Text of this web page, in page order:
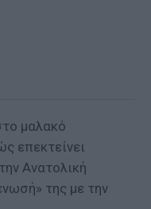
μαλακό
επεκτείνει
Ανατολική
της με την